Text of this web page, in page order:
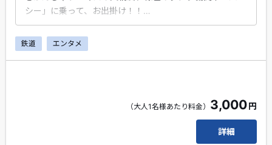
シー」に乗って、お出掛け！！
大井川本線の「川根温泉笹間渡駅」から出発！「新金谷
駅」まで乗車するプランです。※乗車券は、金谷駅まで有
線路を駆け抜けるパーシーの、力強い走りをぜひお楽しみ
鉄道 エンタメ
（大人1名様あたり料金） 3,000円
詳細